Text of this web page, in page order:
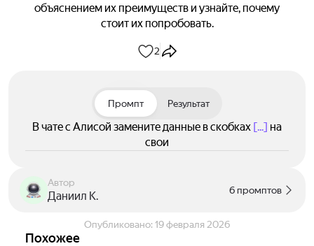
объяснением их преимуществ и узнайте, почему
стоит их попробовать.
2
Промпт Результат
В чате с Алисой замените данные в скобках [...] на
свои
Автор
Даниил К. 6 промптов
Опубликовано: 19 февраля 2026
Похожее